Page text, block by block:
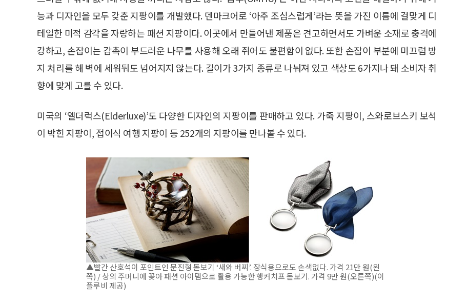
능과 디자인을 모두 갖춘 지팡이를 개발했다. 덴마크어로 ‘아주 조심스럽게’라는 뜻을 가진 이름에 걸맞게 디
테일한 미적 감각을 자랑하는 패션 지팡이다. 이곳에서 만들어낸 제품은 견고하면서도 가벼운 소재로 충격에
강하고, 손잡이는 감촉이 부드러운 나무를 사용해 오래 쥐어도 불편함이 없다. 또한 손잡이 부분에 미끄럼 방
지 처리를 해 벽에 세워둬도 넘어지지 않는다. 길이가 3가지 종류로 나눠져 있고 색상도 6가지나 돼 소비자 취
향에 맞게 고를 수 있다.
미국의 ‘엘더럭스(Elderluxe)’도 다양한 디자인의 지팡이를 판매하고 있다. 가죽 지팡이, 스와로브스키 보석
이 박힌 지팡이, 접이식 여행 지팡이 등 252개의 지팡이를 만나볼 수 있다.
▲빨간 산호석이 포인트인 문진형 돋보기 ‘새와 버찌’. 장식용으로도 손색없다. 가격 21만 원(왼
쪽) / 상의 주머니에 꽂아 패션 아이템으로 활용 가능한 행커치프 돋보기. 가격 9만 원(오른쪽)(이
플루비 제공)